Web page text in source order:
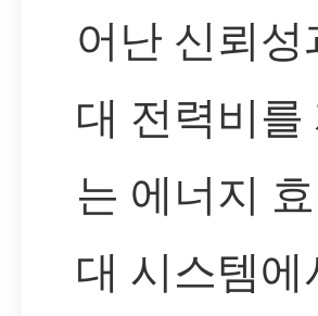
어난 신뢰
대 전력비
는 에너지
대 시스템